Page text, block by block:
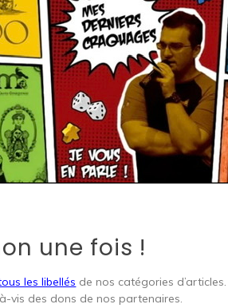
une fois !
les libellés de nos catégories
vis des dons de nos partenaires.